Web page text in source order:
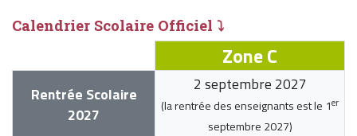
Calendrier Scolaire Officiel ⤵
Zone C
Rentrée Scolaire
2027
2 septembre 2027
(la rentrée des enseignants est le 1er
septembre 2027)